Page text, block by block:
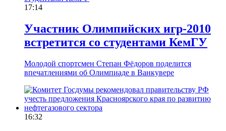
17:14
Участник Олимпийских игр-2010
встретится со студентами КемГУ
Молодой спортсмен Степан Фёдоров поделится
впечатлениями об Олимпиаде в Ванкувере
16:32